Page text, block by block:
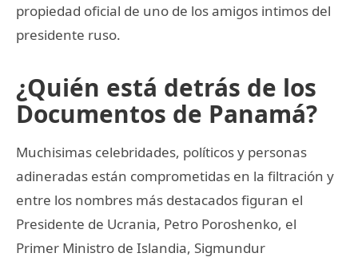
propiedad oficial de uno de los amigos intimos del
presidente ruso.
¿Quién está detrás de los
Documentos de Panamá?
Muchisimas celebridades, políticos y personas
adineradas están comprometidas en la filtración y
entre los nombres más destacados figuran el
Presidente de Ucrania, Petro Poroshenko, el
Primer Ministro de Islandia, Sigmundur